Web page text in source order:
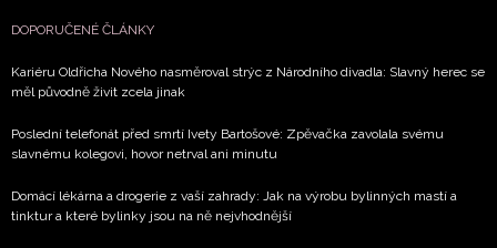
DOPORUČENÉ ČLÁNKY
Kariéru Oldřicha Nového nasměroval strýc z Národního divadla: Slavný herec se
měl původně živit zcela jinak
Poslední telefonát před smrtí Ivety Bartošové: Zpěvačka zavolala svému
slavnému kolegovi, hovor netrval ani minutu
Domácí lékárna a drogerie z vaší zahrady: Jak na výrobu bylinných mastí a
tinktur a které bylinky jsou na ně nejvhodnější